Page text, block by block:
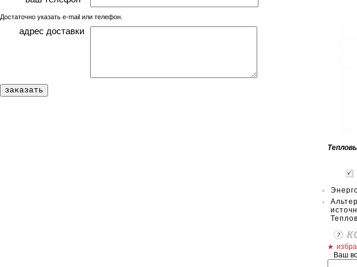
Достаточно указать e-mail или телефон.
адрес доставки
Ваш